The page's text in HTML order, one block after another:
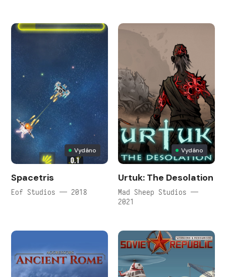
Vydáno
Spacetris
Eof Studios — 2018
Vydáno
Urtuk: The Desolation
Mad Sheep Studios —
2021